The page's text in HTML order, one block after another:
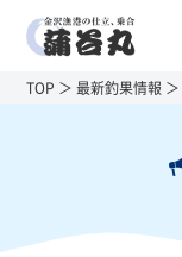
TOP 最新釣果情報